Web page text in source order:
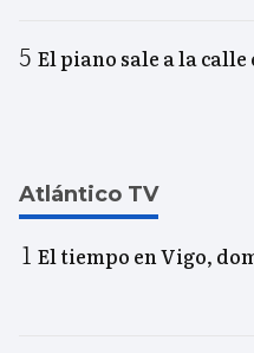
El piano sale a la calle
Atlántico TV
El tiempo en Vigo,